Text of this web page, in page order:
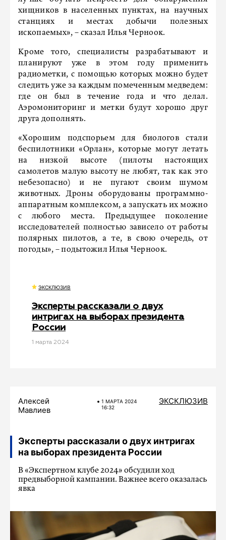
хищников в населенных пунктах, на научных
станциях и местах добычи полезных
ископаемых», – сказал Илья Черноок.
Кроме того, специалисты разрабатывают и
планируют уже в этом году применить
радиометки, с помощью которых можно будет
следить уже за каждым помеченным медведем:
где он был в течение года и что делал.
Аэромониторинг и метки будут хорошо друг
друга дополнять.
«Хорошим подспорьем для биологов стали
беспилотники «Орлан», которые могут летать
на низкой высоте (пилоты настоящих
самолетов малую высоту не любят, так как это
небезопасно) и не пугают своим шумом
животных. Дроны оборудованы программно-
аппаратным комплексом, а запускать их можно
с любого места. Предыдущее поколение
исследователей полностью зависело от работы
полярных пилотов, а те, в свою очередь, от
погоды», – подытожил Илья Черноок.
ЭКСКЛЮЗИВ
Эксперты рассказали о двух
интригах на выборах президента
России
1 мартa 2024
Алексей
Мавлиев
1 МАРТA 2024
16:32
ЭКСКЛЮЗИВ
Эксперты рассказали о двух интригах
на выборах президента России
В «Экспертном клубе 2024» обсудили ход
предвыборной кампании. Важнее всего оказалась
явка